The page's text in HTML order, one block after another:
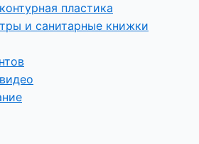
пластика
и санитарные книжки